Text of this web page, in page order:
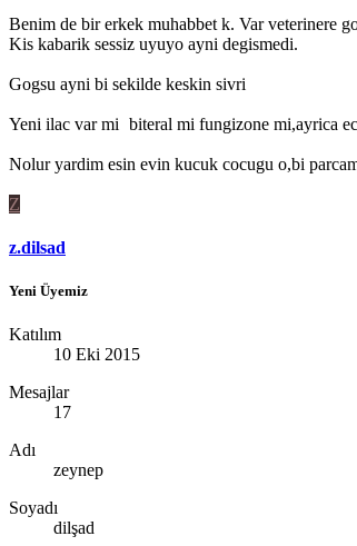
Benim de bir erkek muhabbet k. Var veterinere
Kis kabarik sessiz uyuyo ayni degismedi.
Gogsu ayni bi sekilde keskin sivri
Yeni ilac var mi biteral mi fungizone mi,ayrica
Nolur yardim esin evin kucuk cocugu o,bi
Z
z.dilsad
Yeni Üyemiz
Katılım
10 Eki 2015
Mesajlar
17
Adı
zeynep
Soyadı
dilşad